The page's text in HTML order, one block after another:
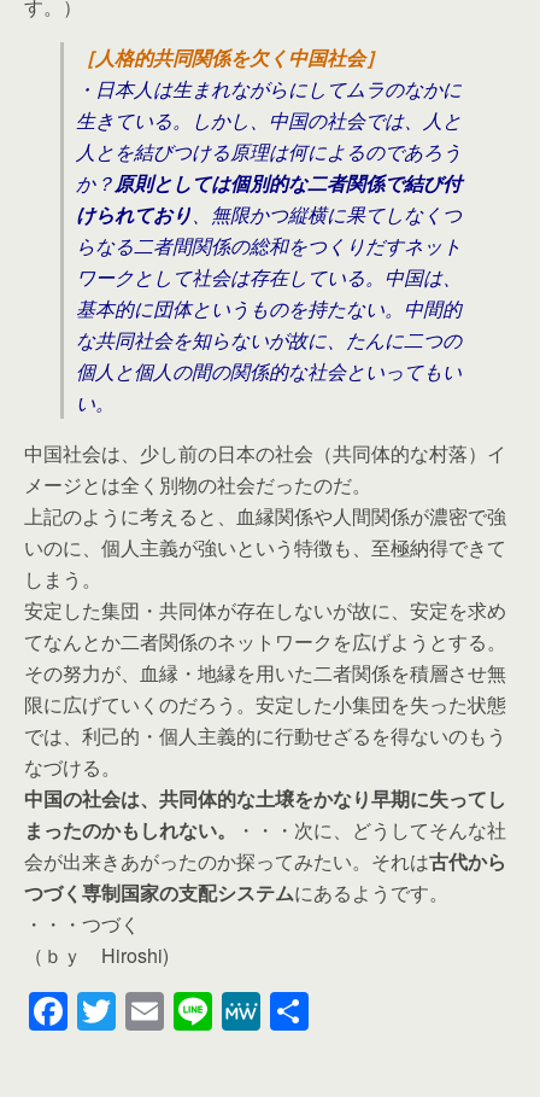
す。）
［人格的共同関係を欠く中国社会］
・日本人は生まれながらにしてムラのなかに
生きている。しかし、中国の社会では、人と
人とを結びつける原理は何によるのであろう
か？原則としては個別的な二者関係で結び付
けられており、無限かつ縦横に果てしなくつ
らなる二者間関係の総和をつくりだすネット
ワークとして社会は存在している。中国は、
基本的に団体というものを持たない。中間的
な共同社会を知らないが故に、たんに二つの
個人と個人の間の関係的な社会といってもい
い。
中国社会は、少し前の日本の社会（共同体的な村落）イ
メージとは全く別物の社会だったのだ。
上記のように考えると、血縁関係や人間関係が濃密で強
いのに、個人主義が強いという特徴も、至極納得できて
しまう。
安定した集団・共同体が存在しないが故に、安定を求め
てなんとか二者関係のネットワークを広げようとする。
その努力が、血縁・地縁を用いた二者関係を積層させ無
限に広げていくのだろう。安定した小集団を失った状態
では、利己的・個人主義的に行動せざるを得ないのもう
なづける。
中国の社会は、共同体的な土壌をかなり早期に失ってし
まったのかもしれない。
・・・次に、どうしてそんな社
会が出来きあがったのか探ってみたい。それは古代から
つづく専制国家の支配システムにあるようです。
・・・つづく
（ｂｙ Hiroshi)
F
a
T
wi
E
m
Li
n
M
e